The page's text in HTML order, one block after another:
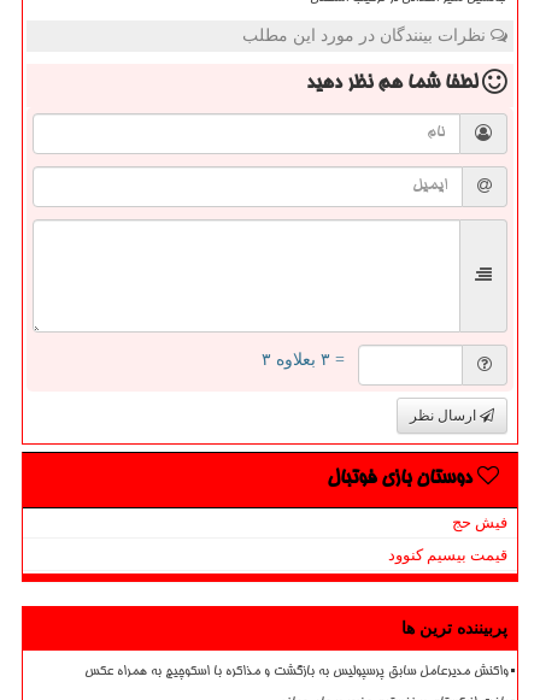
نظرات بینندگان در مورد این مطلب
لطفا شما همنظر دهید
= ۳ بعلاوه ۳
ارسال نظر
دوستان بازی فوتبال
فیش حج
قیمت بیسیم کنوود
پربیننده ترین ها
واکنش مدیرعامل سابق پرسپولیس به بازگشت و مذاکره با اسکوچیچ به همراه عکس